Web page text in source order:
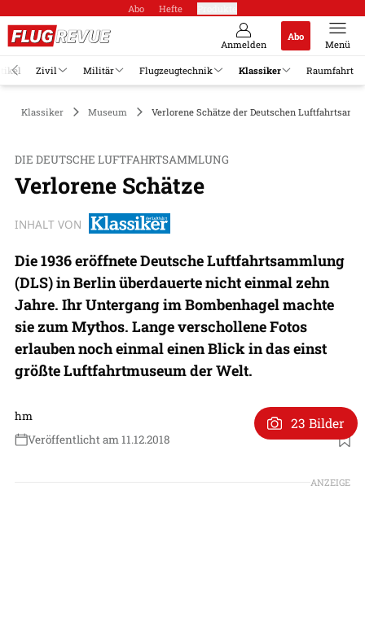
Abo Hefte
Anmelden
Abo
Menü
Zivil Militär Flugzeugtechnik Klassiker Raumfahrt
Klassiker Museum Verlorene Schätze der Deutschen
DIE DEUTSCHE LUFTFAHRTSAMMLUNG
Verlorene Schätze
INHALT VON
Die 1936 eröffnete Deutsche Luftfahrtsammlung
(DLS) in Berlin überdauerte nicht einmal zehn
Jahre. Ihr Untergang im Bombenhagel machte
sie zum Mythos. Lange verschollene Fotos
erlauben noch einmal einen Blick in das einst
größte Luftfahrtmuseum der Welt.
hm
Veröffentlicht am 11.12.2018
23 Bilder
ANZEIGE